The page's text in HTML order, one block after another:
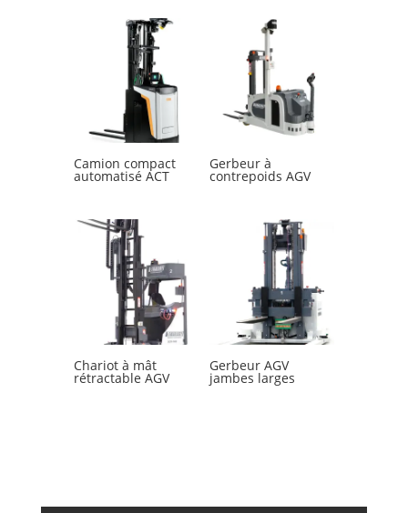
Camion compact
automatisé ACT
Gerbeur à
contrepoids AGV
Chariot à mât
rétractable AGV
Gerbeur AGV
jambes larges